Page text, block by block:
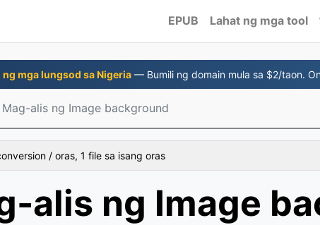
EPUB Lahat ng mga tool
ng mga lungsod sa Nigeria — Bumili ng domain mula sa $2/taon.
Mag-alis ng Image background
/ oras, 1 file sa isang oras
alis ng Image